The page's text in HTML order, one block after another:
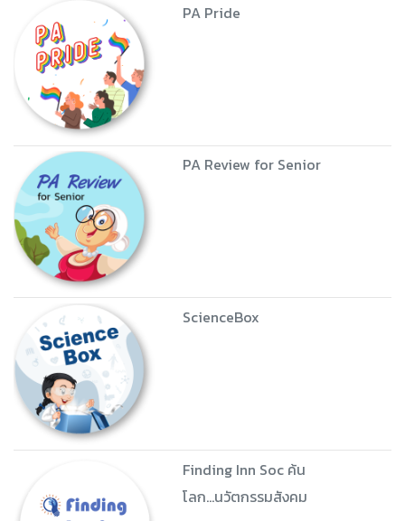
PA Pride
PA Review for Senior
ScienceBox
Finding Inn Soc ค้น
โลก...นวัตกรรมสังคม